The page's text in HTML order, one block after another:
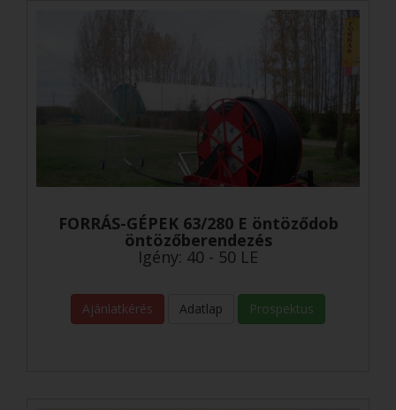
FORRÁS-GÉPEK 63/280 E öntöződob
öntözőberendezés
Igény: 40 - 50 LE
Ajánlatkérés Adatlap Prospektus